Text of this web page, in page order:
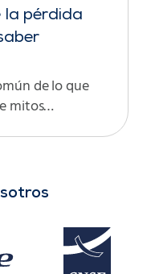
la pérdida
de lo que
mitos…